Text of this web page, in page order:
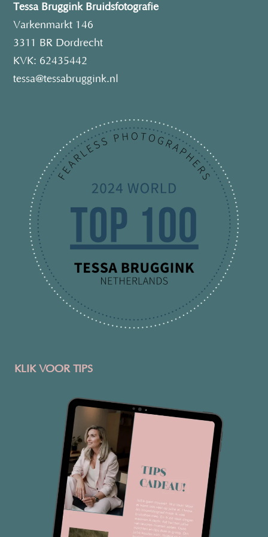
Tessa Bruggink Bruidsfotografie
Varkenmarkt 146
3311 BR Dordrecht
KVK: 62435442
tessa@tessabruggink.nl
KLIK VOOR TIPS